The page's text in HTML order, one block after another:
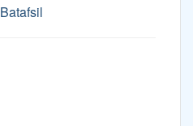
Batafsil